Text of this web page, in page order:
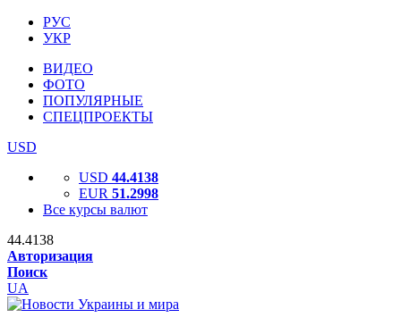
РУС
УКР
ВИДЕО
ФОТО
ПОПУЛЯРНЫЕ
СПЕЦПРОЕКТЫ
USD
USD 44.4138
EUR 51.2998
Все курсы валют
44.4138
Авторизация
Поиск
UA